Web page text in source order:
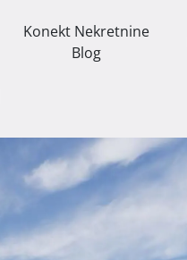
Konekt Nekretnine
Blog